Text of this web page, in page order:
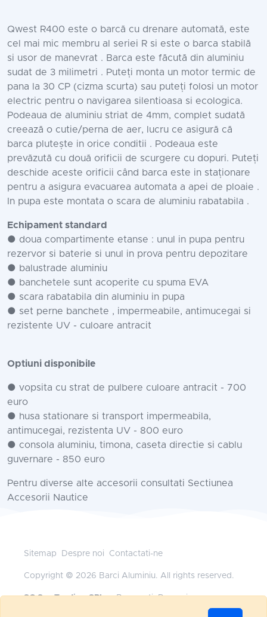
Qwest R400 este o barcă cu drenare automată, este
cel mai mic membru al seriei R si este o barca stabilă
si usor de manevrat . Barca este făcută din aluminiu
sudat de 3 milimetri . Puteți monta un motor termic de
pana la 30 CP (cizma scurta) sau puteți folosi un motor
electric pentru o navigarea silentioasa si ecologica.
Podeaua de aluminiu striat de 4mm, complet sudată
creează o cutie/perna de aer, lucru ce asigură că
barca plutește in orice conditii . Podeaua este
prevăzută cu două orificii de scurgere cu dopuri. Puteți
deschide aceste orificii când barca este in staționare
pentru a asigura evacuarea automata a apei de ploaie .
In pupa este montata o scara de aluminiu rabatabila .
Echipament standard
● doua compartimente etanse : unul in pupa pentru
rezervor si baterie si unul in prova pentru depozitare
● balustrade aluminiu
● banchetele sunt acoperite cu spuma EVA
● scara rabatabila din aluminiu in pupa
● set perne banchete , impermeabile, antimucegai si
rezistente UV - culoare antracit
Optiuni disponibile
● vopsita cu strat de pulbere culoare antracit - 700
euro
● husa stationare si transport impermeabila,
antimucegai, rezistenta UV - 800 euro
● consola aluminiu, timona, caseta directie si cablu
guvernare - 850 euro
Pentru diverse alte accesorii consultati Sectiunea
Accesorii Nautice
Sitemap Despre noi Contactati-ne
Copyright © 2026 Barci Aluminiu. All rights reserved.
SC Sys Trading SRL— Bucuresti, Romania
office@barci-aluminiu.ro